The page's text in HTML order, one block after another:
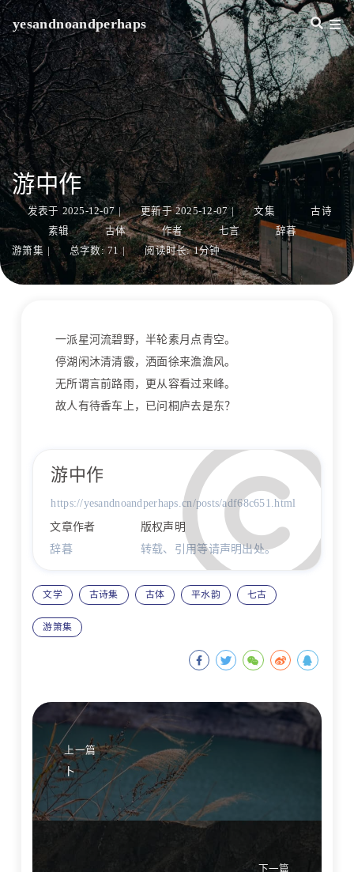
yesandnoandperhaps
游中作
发表于 2025-12-07 | 更新于 2025-12-07 | 文集
古诗
素辑
古体 作者 七言
辞暮
游箫集
总字数: 71 | 阅读时长: 1分钟
一派星河流碧野，半轮素月点青空。
停湖闲沐清清霰，洒面徐来澹澹风。
无所谓言前路雨，更从容看过来峰。
故人有待香车上，已问桐庐去是东？
游中作
https://yesandnoandperhaps.cn/posts/adf68c651.html
文章作者
辞暮
版权声明
转载、引用等请声明出处。
文学 古诗集 古体 平水韵 七古
游箫集
上一篇
卜
下一篇